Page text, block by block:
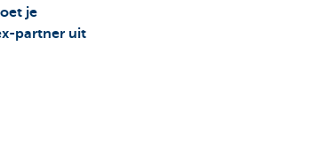
je
partner uit